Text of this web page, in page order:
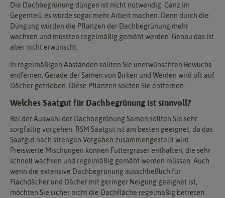
Die Dachbegrünung düngen ist nicht notwendig. Ganz im
Gegenteil, es würde sogar mehr Arbeit machen. Denn durch die
Düngung würden die Pflanzen der Dachbegrünung mehr
wachsen und müssten regelmäßig gemäht werden. Genau das ist
aber nicht erwünscht.
In regelmäßigen Abständen sollten Sie unerwünschten Bewuchs
entfernen. Gerade der Samen von Birken und Weiden wird oft auf
Dächer getrieben. Diese Pflanzen sollten Sie entfernen.
Welches Saatgut für Dachbegrünung ist sinnvoll?
Bei der Auswahl der Dachbegrünung Samen sollten Sie sehr
sorgfältig vorgehen. RSM Saatgut ist am besten geeignet, da das
Saatgut nach strengen Vorgaben zusammengestellt wird.
Preiswerte Mischungen können Futtergräser enthalten, die sehr
schnell wachsen und regelmäßig gemäht werden müssen. Auch
wenn die extensive Dachbegrünung ausschließlich für
Flachdächer und Dächer mit geringer Neigung geeignet ist,
möchten Sie sicher nicht die Dachfläche regelmäßig betreten.